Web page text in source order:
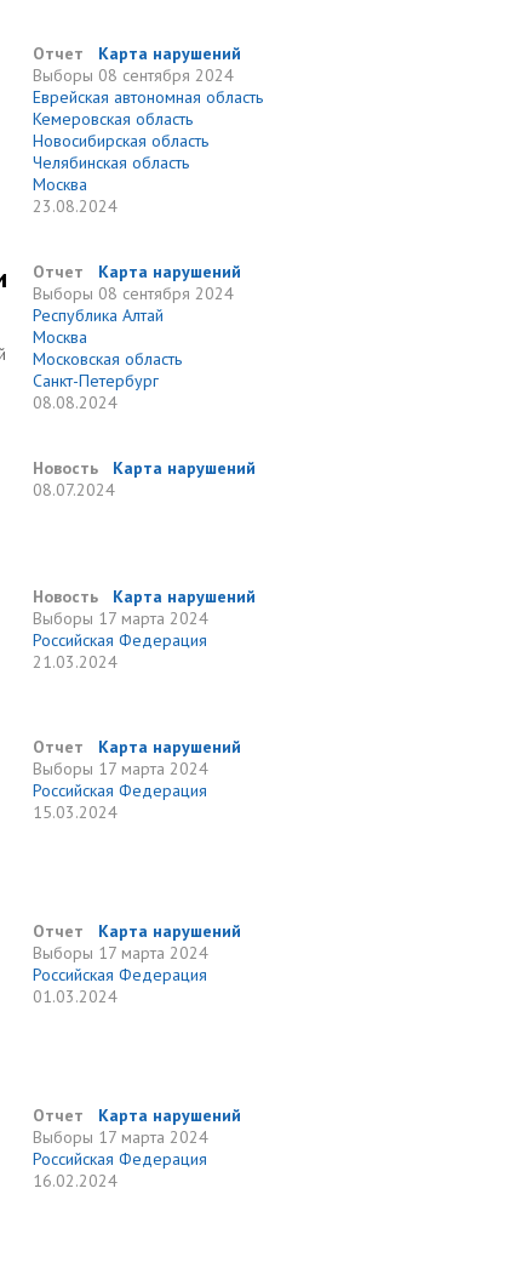
Отчет
Карта нарушений
Выборы 08 сентября 2024
Еврейская автономная область
Кемеровская область
Новосибирская область
Челябинская область
Москва
23.08.2024
Отчет
Карта нарушений
Выборы 08 сентября 2024
Республика Алтай
Москва
Московская область
Санкт-Петербург
08.08.2024
Новость
Карта нарушений
08.07.2024
Новость
Карта нарушений
Выборы 17 марта 2024
Российская Федерация
21.03.2024
Отчет
Карта нарушений
Выборы 17 марта 2024
Российская Федерация
15.03.2024
Отчет
Карта нарушений
Выборы 17 марта 2024
Российская Федерация
01.03.2024
Отчет
Карта нарушений
Выборы 17 марта 2024
Российская Федерация
16.02.2024